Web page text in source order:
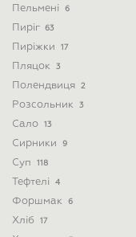
Пельмені 6
Пиріг 63
Пиріжки 17
Пляцок 3
Полендвиця 2
Розсольник 3
Сало 13
Сирники 9
Суп 118
Тефтелі 4
Форшмак 6
Хліб 17